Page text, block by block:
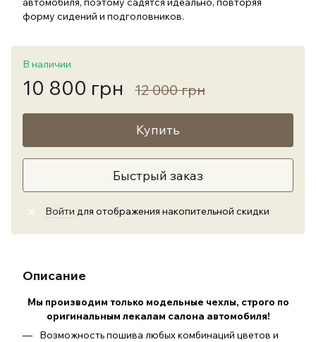
форму сидений и подголовников.
В наличии
10 800 грн 12 000 грн
Купить
Быстрый заказ
% Войти для отображения накопительной скидки
Описание
Мы производим только модельные чехлы, строго по
оригинальным лекалам салона автомобиля!
Возможность пошива любых комбинаций цветов и